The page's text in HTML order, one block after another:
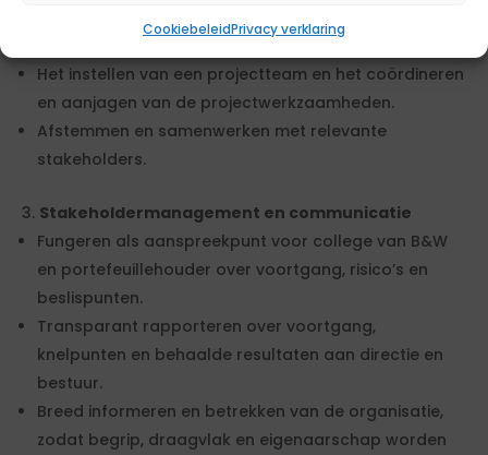
CookiebeleidPrivacy verklaring
Het instellen van een projectteam en het coördineren
en aanjagen van de projectwerkzaamheden.
Afstemmen en samenwerken met relevante
stakeholders.
Stakeholdermanagement en communicatie
Fungeren als aanspreekpunt voor college van B&W
en portefeuillehouder over voortgang, risico’s en
beslispunten.
Transparant rapporteren over voortgang,
knelpunten en behaalde resultaten aan directie en
bestuur.
Breed informeren en betrekken van de organisatie,
zodat begrip, draagvlak en eigenaarschap worden